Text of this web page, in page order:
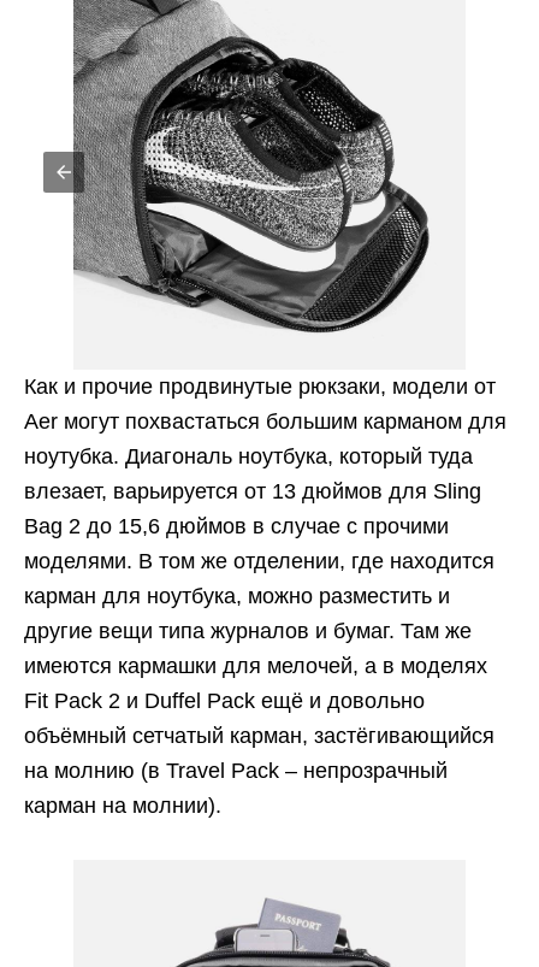
Как и прочие продвинутые рюкзаки, модели от
Aer могут похвастаться большим карманом для
ноутубка. Диагональ ноутбука, который туда
влезает, варьируется от 13 дюймов для Sling
Bag 2 до 15,6 дюймов в случае с прочими
моделями. В том же отделении, где находится
карман для ноутбука, можно разместить и
другие вещи типа журналов и бумаг. Там же
имеются кармашки для мелочей, а в моделях
Fit Pack 2 и Duffel Pack ещё и довольно
объёмный сетчатый карман, застёгивающийся
на молнию (в Travel Pack – непрозрачный
карман на молнии).